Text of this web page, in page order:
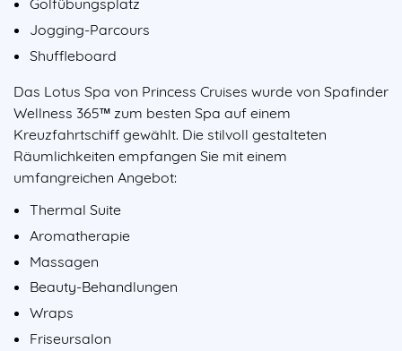
Golfübungsplatz
Jogging-Parcours
Shuffleboard
Das Lotus Spa von Princess Cruises wurde von Spafinder
Wellness 365™ zum besten Spa auf einem
Kreuzfahrtschiff gewählt. Die stilvoll gestalteten
Räumlichkeiten empfangen Sie mit einem
umfangreichen Angebot:
Thermal Suite
Aromatherapie
Massagen
Beauty-Behandlungen
Wraps
Friseursalon